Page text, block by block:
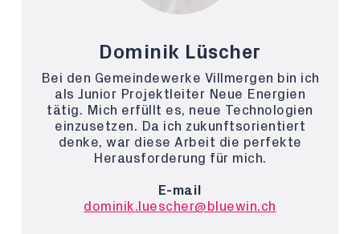
Dominik Lüscher
Bei den Gemeindewerke Villmergen bin ich
als Junior Projektleiter Neue Energien
tätig. Mich erfüllt es, neue Technologien
einzusetzen. Da ich zukunftsorientiert
denke, war diese Arbeit die perfekte
Herausforderung für mich.
E-mail
dominik.luescher@bluewin.ch